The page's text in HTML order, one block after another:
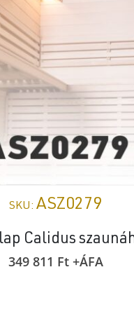
SKU:ASZ0279
Calidus
349 811 Ft+ÁFA